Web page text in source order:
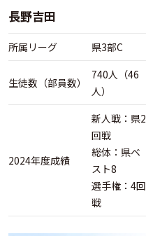
長野吉田
所属リーグ 県3部C
生徒数（部員数）
740人（46
人）
2024年度成績
新人戦：県2
回戦
総体：県ベ
スト8
選手権：4回
戦